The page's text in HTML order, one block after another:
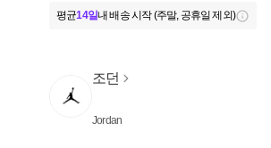
평균14일내 배송 시작 (주말, 공휴일 제외)
조던
Jordan